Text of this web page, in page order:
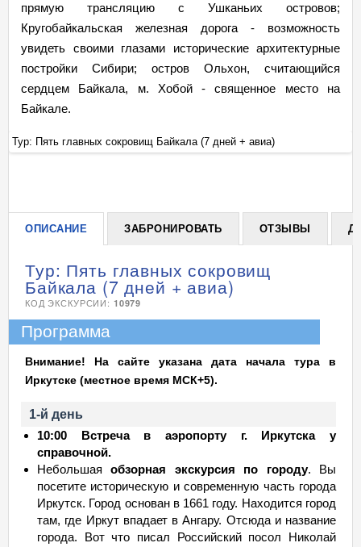
прямую трансляцию с Ушканьих островов;
Кругобайкальская железная дорога - возможность
увидеть своими глазами исторические архитектурные
постройки Сибири; остров Ольхон, считающийся
сердцем Байкала, м. Хобой - священное место на
Байкале.
Тур: Пять главных сокровищ Байкала (7 дней + авиа)
ОПИСАНИЕ ЗАБРОНИРОВАТЬ ОТЗЫВЫ
Тур: Пять главных сокровищ
Байкала (7 дней + авиа)
КОД ЭКСКУРСИИ: 10979
Программа
Внимание! На сайте указана дата начала тура в
Иркутске (местное время МСК+5).
1-й день
10:00 Встреча в аэропорту г. Иркутска у
справочной.
Небольшаяобзорная экскурсия по городу. Вы
посетите историческую и современную часть города
Иркутск. Город основан в 1661 году. Находится город
там, где Иркут впадает в Ангару. Отсюда и название
города. Вот что писал Российский посол Николай